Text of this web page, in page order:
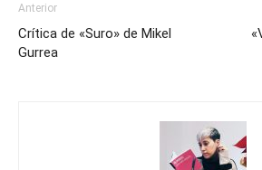
Anterior
Crítica de «Suro» de Mikel
Gurrea